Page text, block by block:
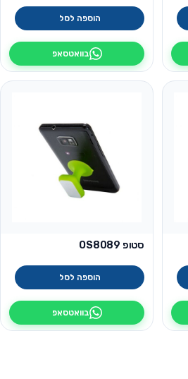
הוספה לסל
בוואטסאפ
סטופ OS8089
הוספה לסל
בוואטסאפ